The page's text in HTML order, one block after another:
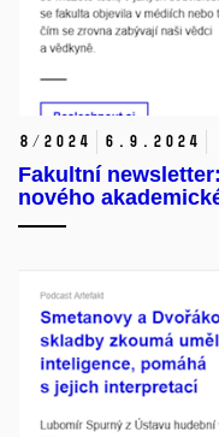
8/2024 6. 9. 2024
Fakultní
nového